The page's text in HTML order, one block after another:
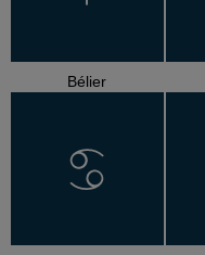
Bélier